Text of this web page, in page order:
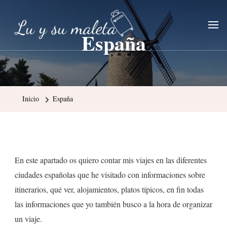
Lu y su maleta
España
Inicio España
En este apartado os quiero contar mis viajes en las diferentes
ciudades españolas que he visitado con informaciones sobre
itinerarios, qué ver, alojamientos, platos típicos, en fin todas
las informaciones que yo también busco a la hora de organizar
un viaje.